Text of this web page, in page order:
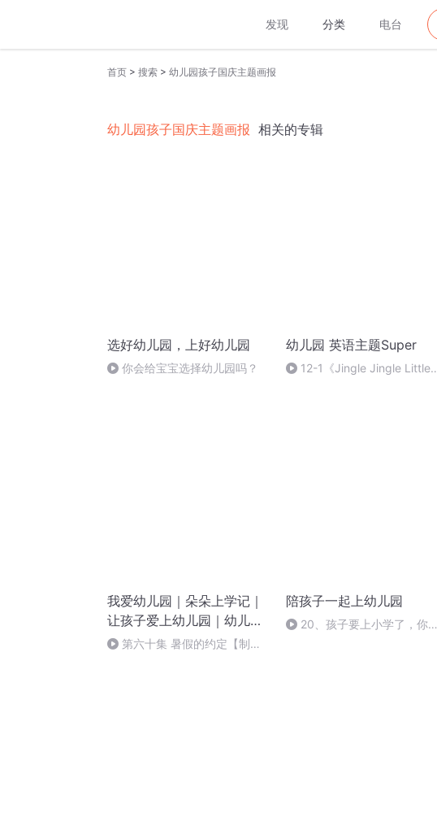
发现 分类 电台
首页 > 搜索 > 幼儿园孩子国庆主题画报
幼儿园孩子国庆主题画报 相关的专辑
选好幼儿园，上好幼儿园
你会给宝宝选择幼儿园吗？
幼儿园 英语主题Super
12-1《Jingle Jingle Little
我爱幼儿园｜朵朵上学记｜
让孩子爱上幼儿园｜幼儿启
蒙必听｜学习上幼儿园必备
第六十集 暑假的约定【制定
陪孩子一起上幼儿园
20、孩子要上小学了，你准